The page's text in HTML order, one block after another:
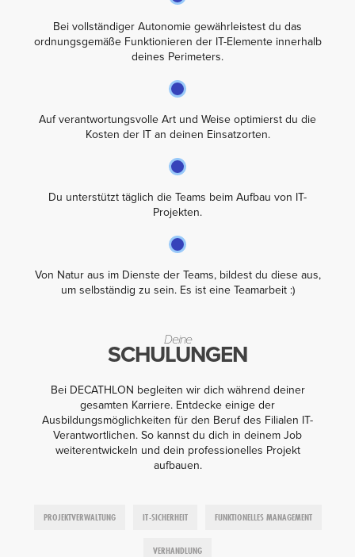
Bei vollständiger Autonomie gewährleistest du das
ordnungsgemäße Funktionieren der IT-Elemente innerhalb
deines Perimeters.
Auf verantwortungsvolle Art und Weise optimierst du die
Kosten der IT an deinen Einsatzorten.
Du unterstützt täglich die Teams beim Aufbau von IT-
Projekten.
Von Natur aus im Dienste der Teams, bildest du diese aus,
um selbständig zu sein. Es ist eine Teamarbeit :)
Deine
SCHULUNGEN
Bei DECATHLON begleiten wir dich während deiner
gesamten Karriere. Entdecke einige der
Ausbildungsmöglichkeiten für den Beruf des Filialen IT-
Verantwortlichen. So kannst du dich in deinem Job
weiterentwickeln und dein professionelles Projekt
aufbauen.
PROJEKTVERWALTUNG IT-SICHERHEIT FUNKTIONELLES MANAGEMENT
VERHANDLUNG